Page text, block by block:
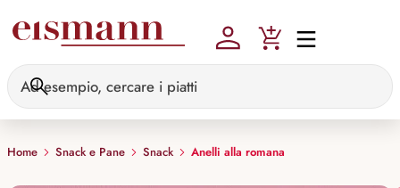
Home Snack e Pane Snack Anelli alla romana